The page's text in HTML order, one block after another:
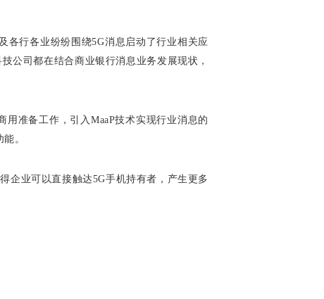
各行各业纷纷围绕5G消息启动了行业相关应
公司都在结合商业银行消息业务发展现状，
准备工作，引入MaaP技术实现行业消息的
。
企业可以直接触达5G手机持有者，产生更多